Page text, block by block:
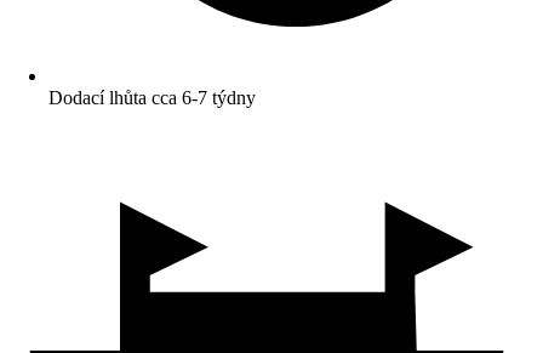
Dodací lhůta cca 6-7 týdny